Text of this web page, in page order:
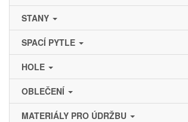
STANY
SPACÍ PYTLE
HOLE
OBLEČENÍ
MATERIÁLY PRO ÚDRŽBU